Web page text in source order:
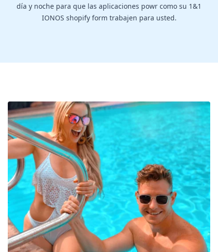
día y noche para que las aplicaciones powr como su 1&1
IONOS shopify form trabajen para usted.